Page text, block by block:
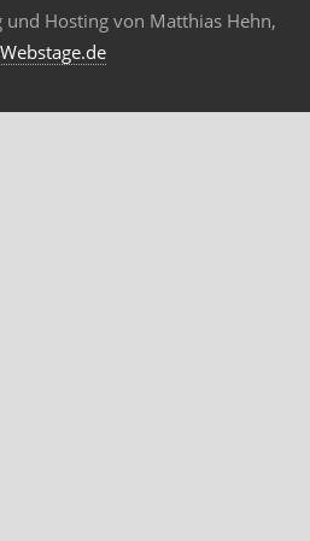
und Hosting von Matthias Hehn,